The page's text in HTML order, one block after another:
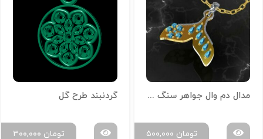
مدال دم وال جواهر سنگ کد 8 gold design saideh
۵۰۰,۰۰۰ تومان
گردنبند طرح گل
۳۰۰,۰۰۰ تومان